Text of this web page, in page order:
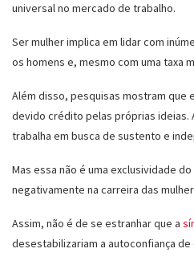
universal no mercado de trabalho.
Ser mulher implica em lidar com
os homens e, mesmo com uma taxa
Além disso, pesquisas mostram que
devido crédito pelas próprias ideias.
trabalha em busca de sustento e
Mas essa não é uma exclusividade
negativamente na carreira das
Assim, não é de se estranhar que a
desestabilizariam a autoconfiança